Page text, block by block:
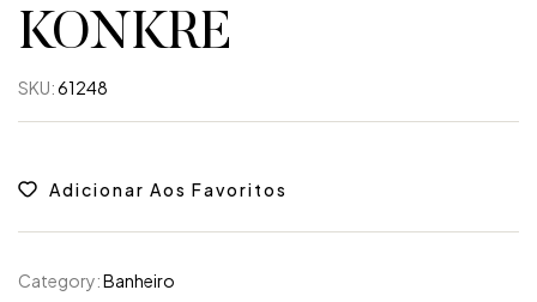
KONKRE
SKU:61248
Adicionar Aos Favoritos
Category:Banheiro